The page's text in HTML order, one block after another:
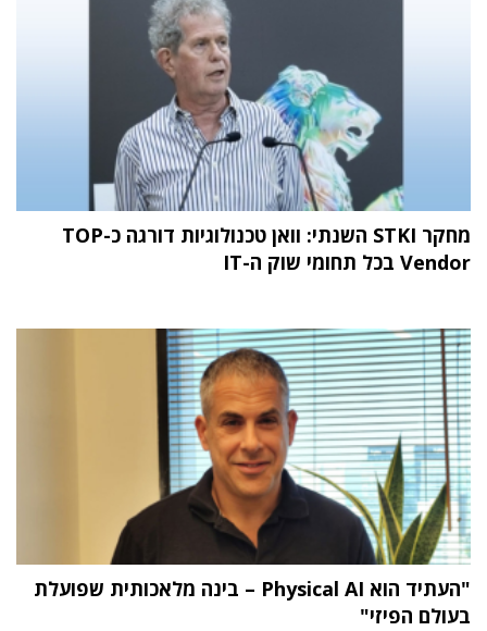
מחקר STKI השנתי: וואן טכנולוגיות דורגה כ-TOP
Vendor בכל תחומי שוק ה-IT
"העתיד הוא Physical AI – בינה מלאכותית שפועלת
בעולם הפיזי"